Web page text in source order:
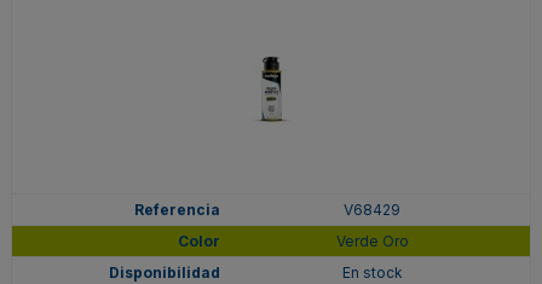
V68429
Verde Oro
En stock